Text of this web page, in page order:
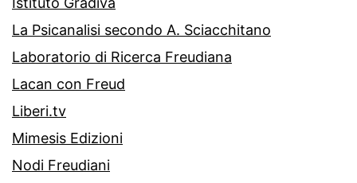
La Psicanalisi secondo A. Sciacchitano
Laboratorio di Ricerca Freudiana
Lacan con Freud
Liberi.tv
Mimesis Edizioni
Nodi Freudiani